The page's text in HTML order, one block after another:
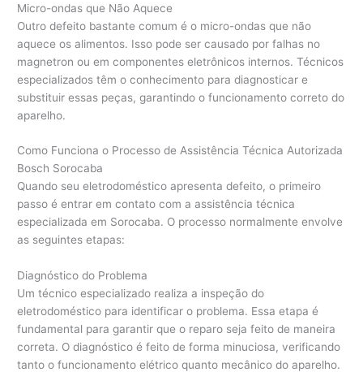
Micro-ondas que Não Aquece
Outro defeito bastante comum é o micro-ondas que não
aquece os alimentos. Isso pode ser causado por falhas no
magnetron ou em componentes eletrônicos internos. Técnicos
especializados têm o conhecimento para diagnosticar e
substituir essas peças, garantindo o funcionamento correto do
aparelho.
Como Funciona o Processo de Assistência Técnica Autorizada
Bosch Sorocaba
Quando seu eletrodoméstico apresenta defeito, o primeiro
passo é entrar em contato com a assistência técnica
especializada em Sorocaba. O processo normalmente envolve
as seguintes etapas:
Diagnóstico do Problema
Um técnico especializado realiza a inspeção do
eletrodoméstico para identificar o problema. Essa etapa é
fundamental para garantir que o reparo seja feito de maneira
correta. O diagnóstico é feito de forma minuciosa, verificando
tanto o funcionamento elétrico quanto mecânico do aparelho.